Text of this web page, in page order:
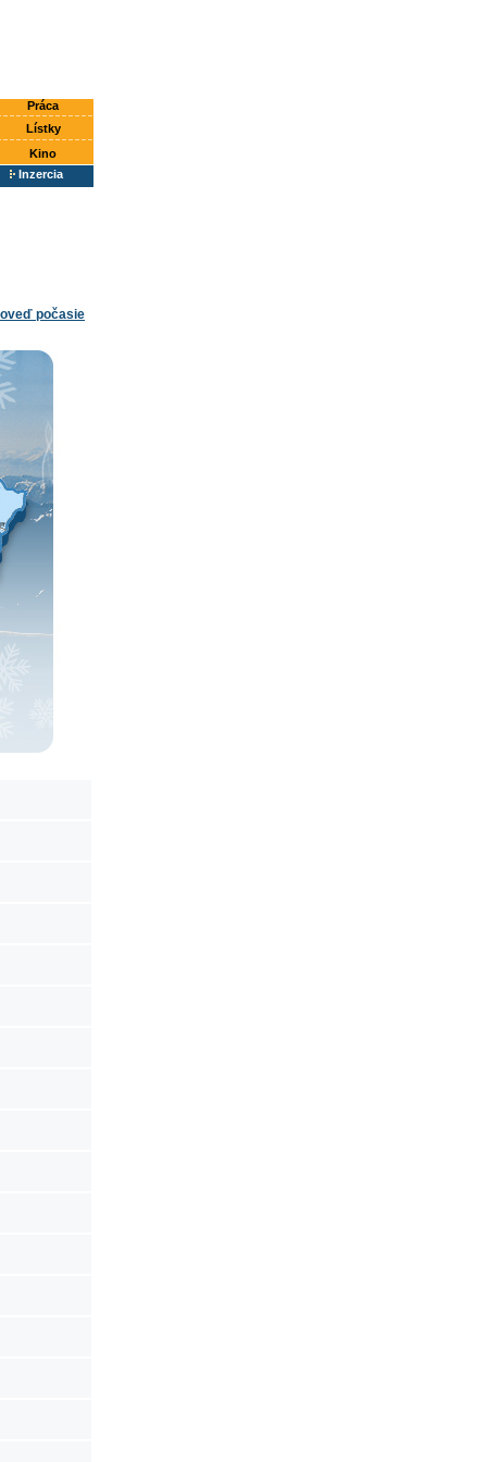
Práca
Lístky
Kino
Inzercia
počasie